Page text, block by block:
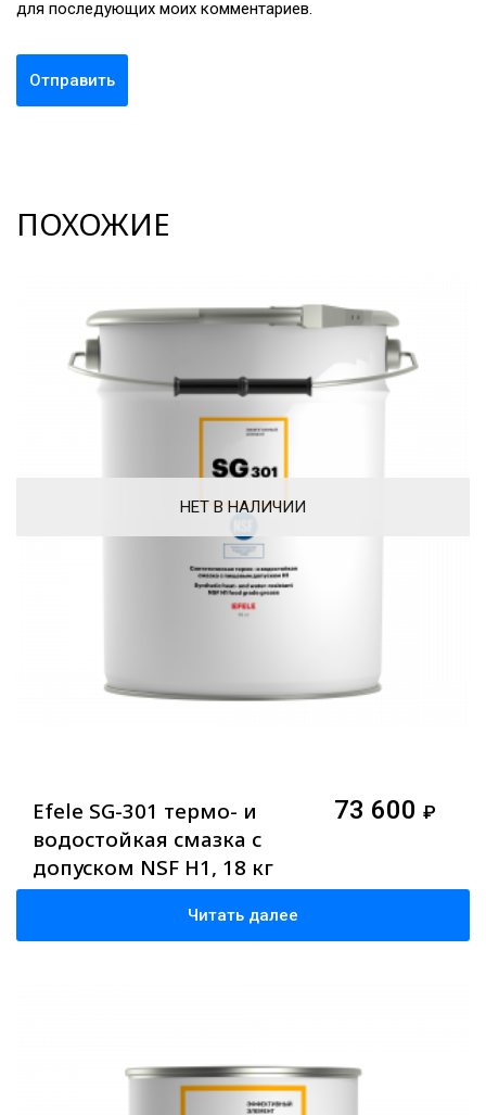
для последующих моих комментариев.
ПОХОЖИЕ
НЕТ В НАЛИЧИИ
Efele SG-301 термо- и
водостойкая смазка с
допуском NSF H1, 18 кг
73 600 ₽
Читать далее